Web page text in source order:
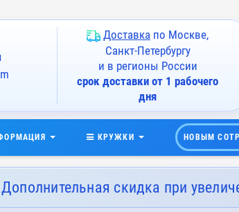
Доставка по Москве,
Санкт-Петербургу
и в регионы России
срок доставки от 1 рабочего
дня
КРУЖКИ НОВЫМ
скидка при